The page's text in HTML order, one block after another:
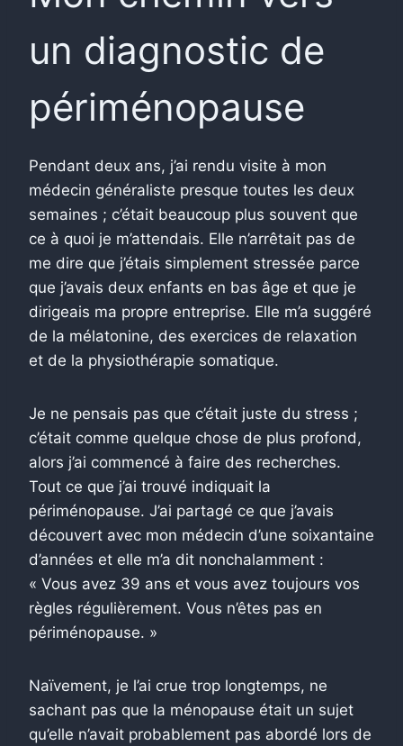
un diagnostic de
périménopause
Pendant deux ans, j’ai rendu visite à mon
médecin généraliste presque toutes les deux
semaines ; c’était beaucoup plus souvent que
ce à quoi je m’attendais. Elle n’arrêtait pas de
me dire que j’étais simplement stressée parce
que j’avais deux enfants en bas âge et que je
dirigeais ma propre entreprise. Elle m’a suggéré
de la mélatonine, des exercices de relaxation
et de la physiothérapie somatique.
Je ne pensais pas que c’était juste du stress ;
c’était comme quelque chose de plus profond,
alors j’ai commencé à faire des recherches.
Tout ce que j’ai trouvé indiquait la
périménopause. J’ai partagé ce que j’avais
découvert avec mon médecin d’une soixantaine
d’années et elle m’a dit nonchalamment :
« Vous avez 39 ans et vous avez toujours vos
règles régulièrement. Vous n’êtes pas en
périménopause. »
Naïvement, je l’ai crue trop longtemps, ne
sachant pas que la ménopause était un sujet
qu’elle n’avait probablement pas abordé lors de